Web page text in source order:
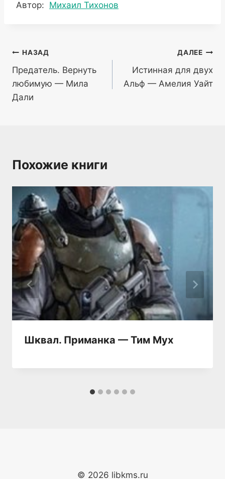
Метки
Автор: Михаил Тихонов
Навигация
по
записям
НАЗАД
Предатель. Вернуть
любимую — Мила
Дали
ДАЛЕЕ
Истинная для двух
Альф — Амелия Уайт
Похожие книги
Шквал. Приманка — Тим Мух
© 2026 libkms.ru